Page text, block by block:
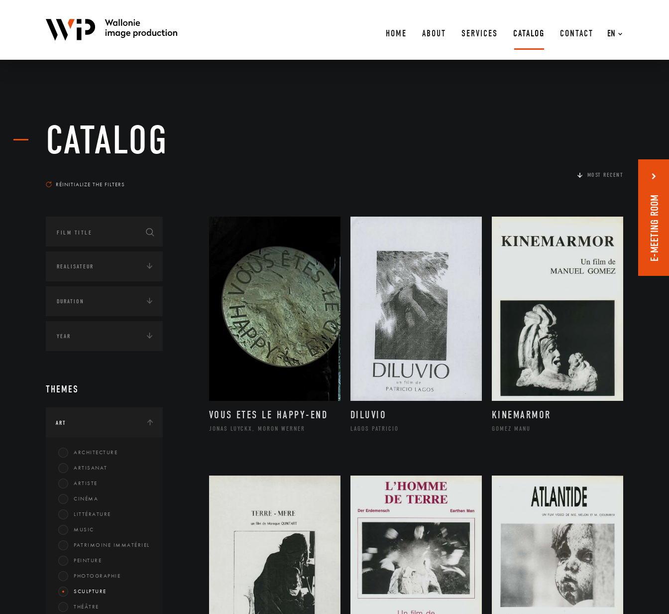
EN
HOME ABOUT SERVICES CATALOG CONTACT
CATALOG
RÉINITIALIZE THE FILTERS
THEMES
ART
ARCHITECTURE
ARTISANAT
ARTISTE
CINÉMA
LITTÉRATURE
MUSIC
PATRIMOINE IMMATÉRIEL
PEINTURE
PHOTOGRAPHIE
SCULPTURE
THÉÂTRE
MOST RECENT
VOUS ETES LE HAPPY-END
JONAS LUYCKX, MORON WERNER
DILUVIO
LAGOS PATRICIO
KINEMARMOR
GOMEZ MANU
E-MEETING ROOM